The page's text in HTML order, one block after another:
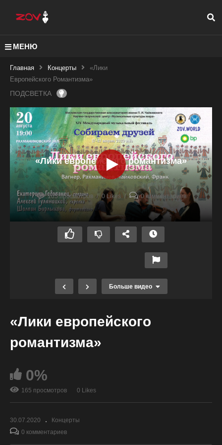
МЕНЮ
Главная Концерты
«Лики
Европейского Романтизма»
ПОДСВЕТКА
«Лики европейского романтизма»
165 просмотров 0 Likes 0 комментариев
Больше видео
«Лики европейского
романтизма»
0%
165 просмотров 0 Likes
30.07.2020
Концерты
0 комментариев